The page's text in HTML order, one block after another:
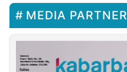
MEDIA PARTNER